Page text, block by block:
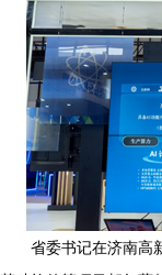
省委书记在济南高